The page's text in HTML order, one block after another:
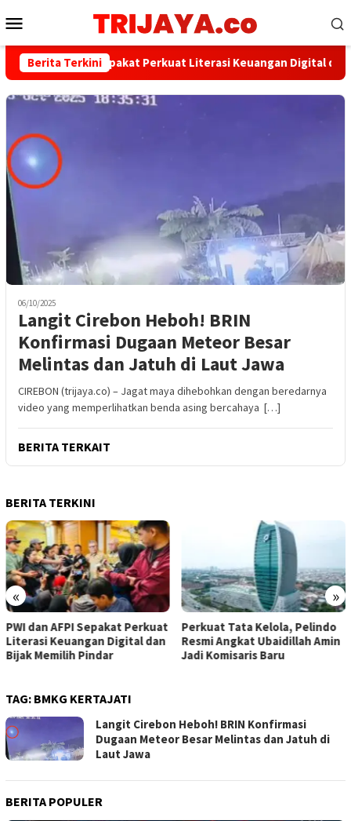
ke
Mobile
Berita Terkini
PWI dan AFPI Sepakat Perkuat Literasi Keuangan Digital dan
06/10/2025
Langit Cirebon Heboh! BRIN
Konfirmasi Dugaan Meteor Besar
Melintas dan Jatuh di Laut Jawa
CIREBON (trijaya.co) – Jagat maya dihebohkan dengan beredarnya
video yang memperlihatkan benda asing bercahaya […]
BERITA TERKAIT
BERITA TERKINI
« »
PWI dan AFPI Sepakat Perkuat
Literasi Keuangan Digital dan
Bijak Memilih Pindar
​Perkuat Tata Kelola, Pelindo
Resmi Angkat Ubaidillah Amin
Jadi Komisaris Baru
TAG: BMKG KERTAJATI
Langit Cirebon Heboh! BRIN Konfirmasi
Dugaan Meteor Besar Melintas dan Jatuh di
Laut Jawa
BERITA POPULER